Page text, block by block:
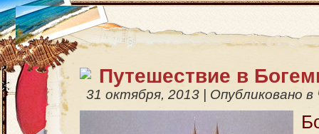
Путешествие в
31 октября, 2013 Опубликовано в